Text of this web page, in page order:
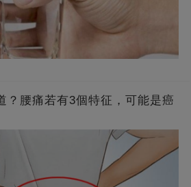
？腰痛若有3個特征，可能是癌